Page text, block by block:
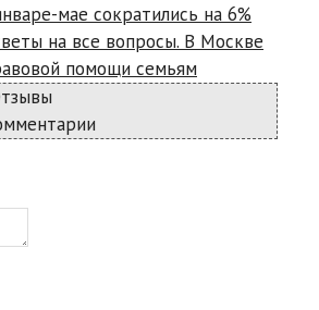
мае сократились на 6%
на все вопросы. В Москве
помощи семьям